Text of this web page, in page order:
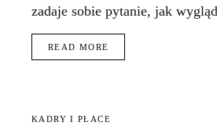
zadaje sobie pytanie, jak
READ MORE
KADRY I PŁACE